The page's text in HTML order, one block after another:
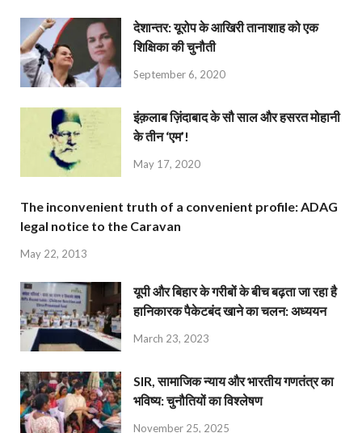
देशान्‍तर: यूरोप के आखिरी तानाशाह को एक
शिक्षिका की चुनौती
September 6, 2020
इंक़लाब ज़िंदाबाद के सौ साल और हसरत मोहानी
के तीन ‘एम’!
May 17, 2020
The inconvenient truth of a convenient profile: ADAG
legal notice to the Caravan
May 22, 2013
यूपी और बिहार के गरीबों के बीच बढ़ता जा रहा है
हानिकारक पैकेटबंद खाने का चलन: अध्ययन
March 23, 2023
SIR, सामाजिक न्याय और भारतीय गणतंत्र का
भविष्य: चुनौतियों का विश्लेषण
November 25, 2025